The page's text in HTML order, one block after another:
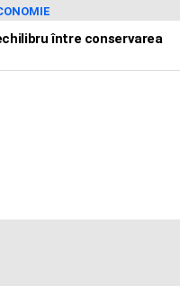
între conservarea